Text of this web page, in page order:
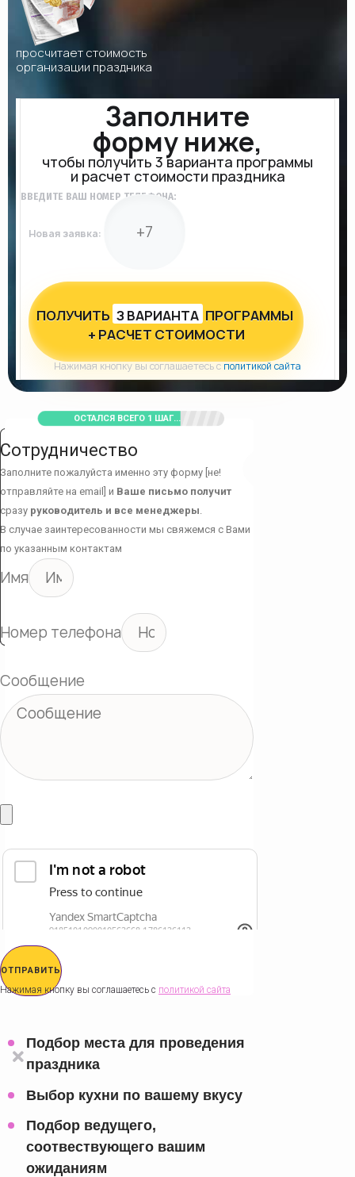
просчитает стоимость
организации праздника
Заполните
форму ниже,
чтобы получить 3 варианта программы
и расчет стоимости праздника
ВВЕДИТЕ ВАШ НОМЕР ТЕЛЕФОНА:
Новая заявка:
ПОЛУЧИТЬ З ВАРИАНТА ПРОГРАММЫ
+ РАСЧЕТ СТОИМОСТИ
Нажимая кнопку вы соглашаетесь с политикой сайта
ОСТАЛСЯ ВСЕГО 1 ШАГ...
Сотрудничество
Заполните пожалуйста именно эту форму [не!
отправляйте на email] и Ваше письмо получит
сразу руководитель и все менеджеры.
В случае заинтересованности мы свяжемся с Вами
по указанным контактам
Имя
Номер телефона
Сообщение
ОТПРАВИТЬ
Нажимая кнопку вы соглашаетесь с политикой сайта
Подбор места для проведения
праздника
Выбор кухни по вашему вкусу
Подбор ведущего,
соотвествующего вашим
ожиданиям